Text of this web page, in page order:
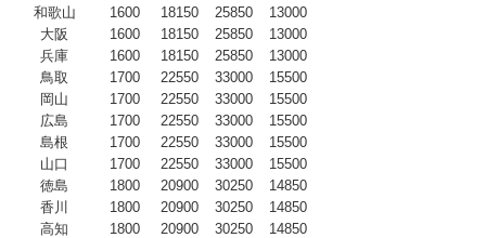
和歌山
1600 18150 25850
13000
大阪
1600 18150 25850
13000
兵庫
1600 18150 25850
13000
鳥取
1700 22550 33000
15500
岡山
1700 22550 33000
15500
広島
1700 22550 33000
15500
島根
1700 22550 33000
15500
山口
1700 22550 33000
15500
徳島
1800 20900 30250
14850
香川
1800 20900 30250
14850
高知
1800 20900 30250
14850